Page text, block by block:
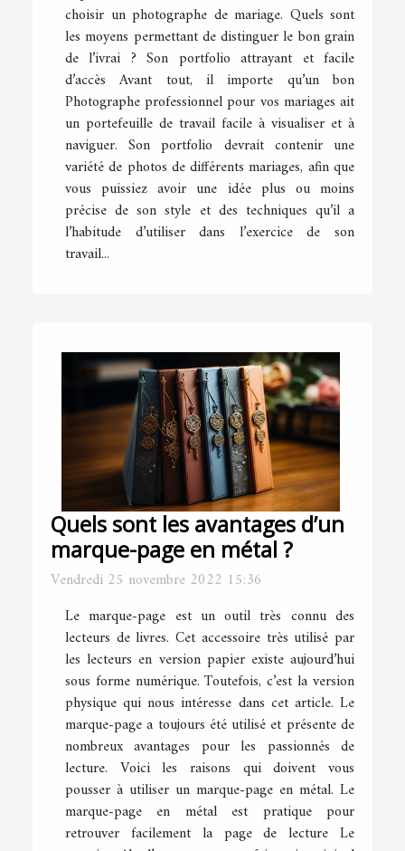
choisir un photographe de mariage. Quels sont
les moyens permettant de distinguer le bon grain
de l’ivrai ? Son portfolio attrayant et facile
d’accès Avant tout, il importe qu’un bon
Photographe professionnel pour vos mariages ait
un portefeuille de travail facile à visualiser et à
naviguer. Son portfolio devrait contenir une
variété de photos de différents mariages, afin que
vous puissiez avoir une idée plus ou moins
précise de son style et des techniques qu’il a
l’habitude d’utiliser dans l’exercice de son
travail...
Quels sont les avantages d’un
marque-page en métal ?
Vendredi 25 novembre 2022 15:36
Le marque-page est un outil très connu des
lecteurs de livres. Cet accessoire très utilisé par
les lecteurs en version papier existe aujourd’hui
sous forme numérique. Toutefois, c’est la version
physique qui nous intéresse dans cet article. Le
marque-page a toujours été utilisé et présente de
nombreux avantages pour les passionnés de
lecture. Voici les raisons qui doivent vous
pousser à utiliser un marque-page en métal. Le
marque-page en métal est pratique pour
retrouver facilement la page de lecture Le